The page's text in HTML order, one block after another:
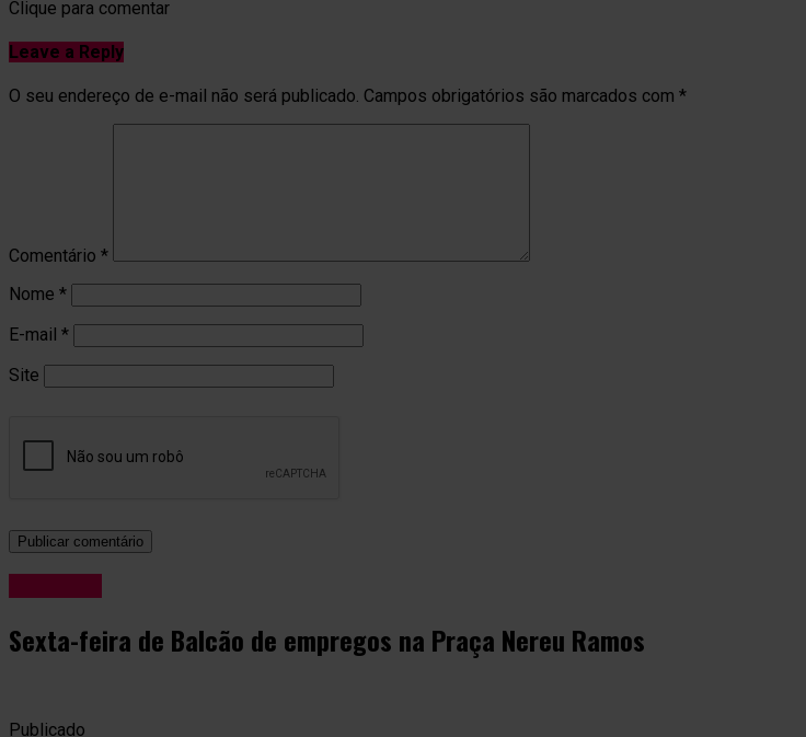
Clique para comentar
Leave a Reply
O seu endereço de e-mail não será publicado. Campos obrigatórios são marcados com *
Comentário *
Nome *
E-mail *
Site
Sexta-feira de Balcão de empregos na Praça Nereu Ramos
Publicado